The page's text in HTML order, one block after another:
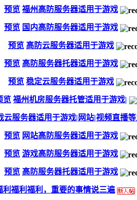
预览 福州高防服务器适用于游戏
预览 国内高防服务器适用于游戏
预览 高防云服务器适用于游戏
预览 高防服务器托器适用于游戏
预览 稳定云服务器适用于游戏
览 福州机房服务器托管适用于游戏|
云服务器适用于游戏|网站|视频直播
预览 网站高防服务器适用于游戏
预览 游戏高防服务器适用于游戏
预览 高防服务器托器适用于游戏
利福利福利，重要的事情说三遍